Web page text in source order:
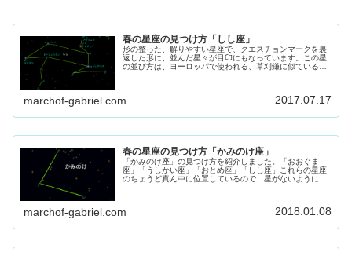
春の星座の見つけ方「しし座」
形の整った、解りやすい星座で、クエスチョンマークを裏
返した形に、並んだ星々が目印にもなっています。この星
の並び方は、ヨーロッパで使われる、草刈鎌に似ているこ
marchof-gabriel.com 2017.07.17
春の星座の見つけ方「かみのけ座」
「かみのけ座」の見つけ方を紹介しました。「おおぐま
座」「うしかい座」「おとめ座」「しし座」これらの星座
のちょうど真ん中に位置しているので、星がないように見
marchof-gabriel.com 2018.01.08